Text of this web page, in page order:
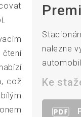
což
nalezne
Ke